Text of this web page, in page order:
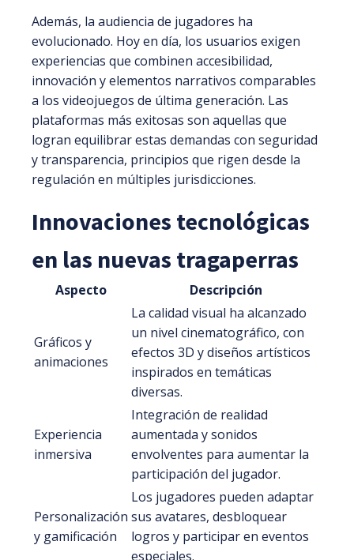
Además, la audiencia de jugadores ha
evolucionado. Hoy en día, los usuarios exigen
experiencias que combinen accesibilidad,
innovación y elementos narrativos comparables
a los videojuegos de última generación. Las
plataformas más exitosas son aquellas que
logran equilibrar estas demandas con seguridad
y transparencia, principios que rigen desde la
regulación en múltiples jurisdicciones.
Innovaciones tecnológicas
en las nuevas tragaperras
Aspecto Descripción
Gráficos y
animaciones
La calidad visual ha alcanzado
un nivel cinematográfico, con
efectos 3D y diseños artísticos
inspirados en temáticas
diversas.
Experiencia
inmersiva
Integración de realidad
aumentada y sonidos
envolventes para aumentar la
participación del jugador.
Personalización
y gamificación
Los jugadores pueden adaptar
sus avatares, desbloquear
logros y participar en eventos
especiales.